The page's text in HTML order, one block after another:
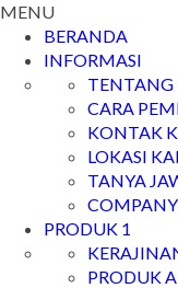
MENU
BERANDA
INFORMASI
CARA
KONTAK
LOKASI
TANYA
PRODUK 1
PRODUK